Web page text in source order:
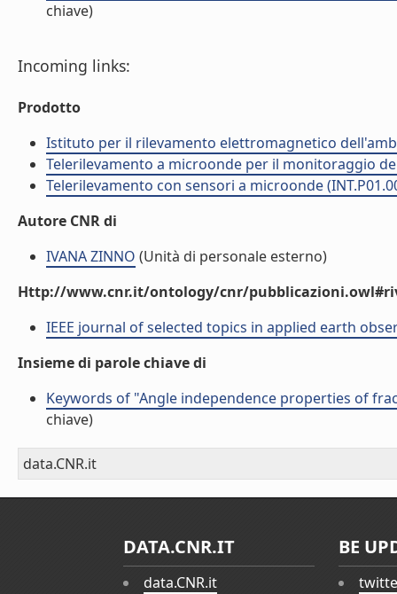
chiave)
Incoming links:
Prodotto
Istituto per il rilevamento elettromagnetico
Telerilevamento a microonde per il monitoraggio
Telerilevamento con sensori a microonde
Autore CNR di
IVANA ZINNO (Unità di personale esterno)
Http://www.cnr.it/ontology/cnr/
IEEE journal of selected topics in applied earth
Insieme di parole chiave di
Keywords of "Angle independence properties of
chiave)
data.CNR.it
DATA.CNR.IT
data.CNR.it
BE